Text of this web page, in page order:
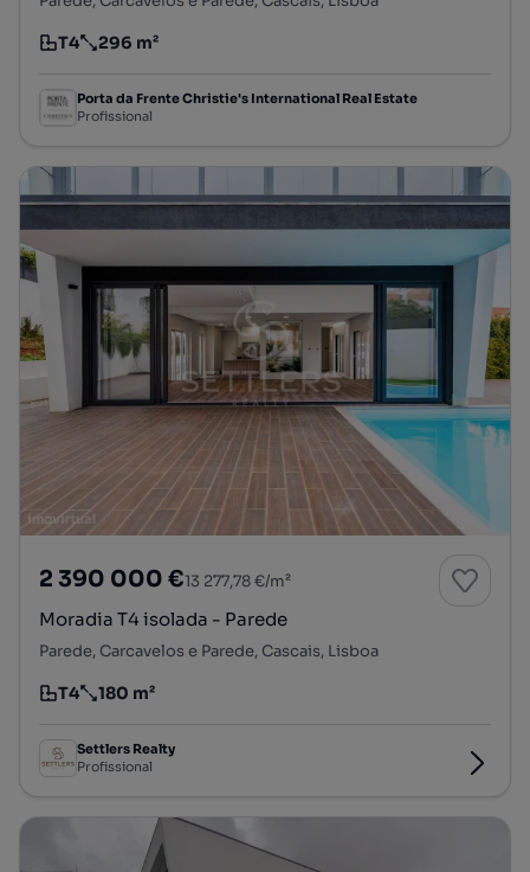
Tipologia
T4
Preço por metro quadrado
296 m²
Porta da Frente Christie's International Real Estate
Profissional
2 390 000 €13 277,78 €/m²
Moradia T4 isolada - Parede
Parede, Carcavelos e Parede, Cascais, Lisboa
Tipologia
T4
Preço por metro quadrado
180 m²
Settlers Realty
Profissional